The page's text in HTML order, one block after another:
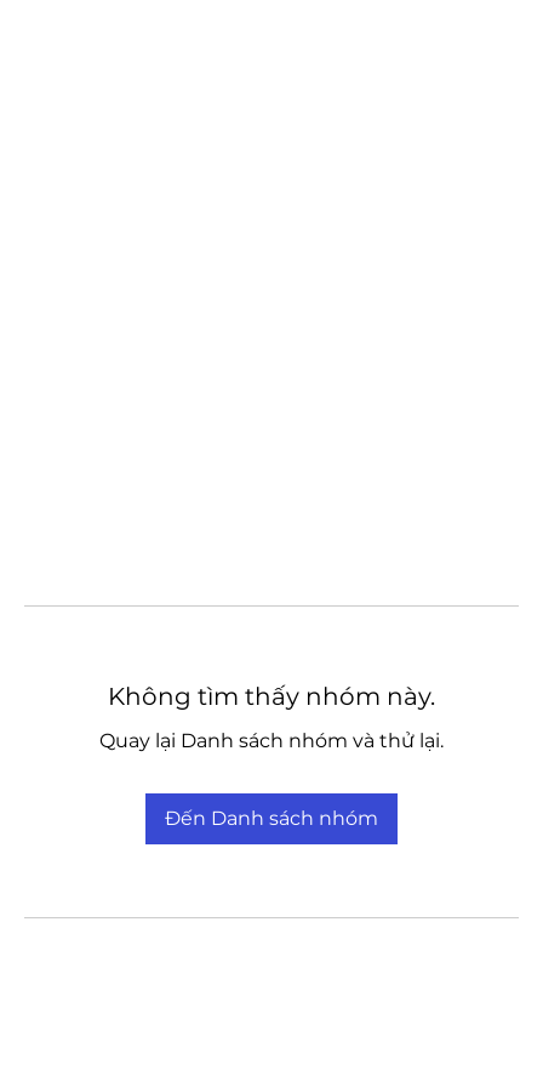
Không tìm thấy nhóm này.
Quay lại Danh sách nhóm và thử lại.
Đến Danh sách nhóm